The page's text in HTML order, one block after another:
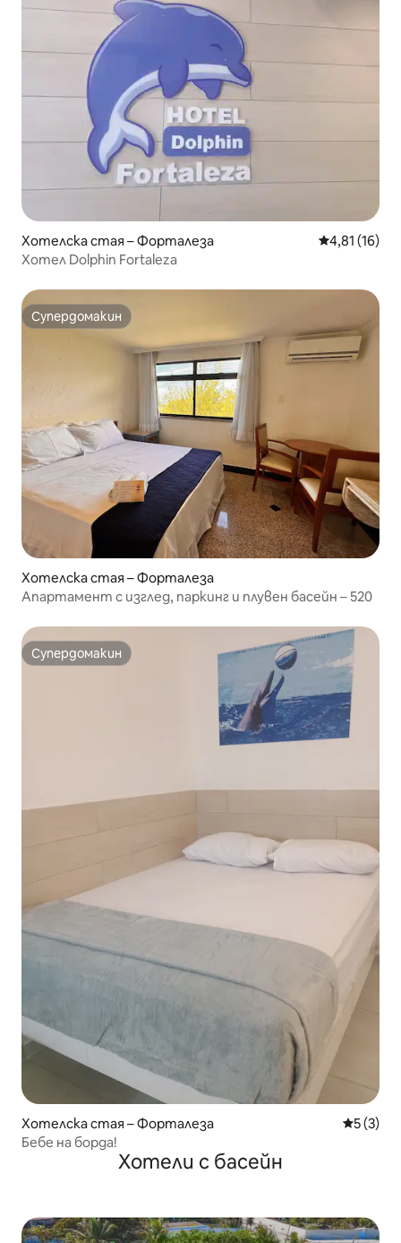
Хотелска стая – Форталеза Средна
4,81 (16)
Хотел Dolphin Fortaleza
Супердомакин
Супердомакин
Хотелска стая – Форталеза
Апартамент с изглед, паркинг и плувен басейн – 520
Супердомакин
Супердомакин
Хотелска стая – Форталеза Средна
5 (3)
Бебе на борда!
Хотели с басейн